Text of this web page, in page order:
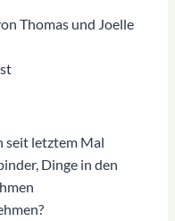
Thomas und Joelle
seit letztem Mal
Dinge in den